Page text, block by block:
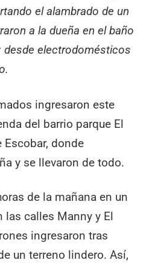
el alambrado de un
a la dueña en el baño
desde electrodomésticos
ingresaron este
del barrio parque El
Escobar, donde
y se llevaron de todo.
de la mañana en un
calles Manny y El
ingresaron tras
un terreno lindero. Así,